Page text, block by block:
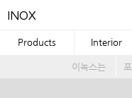
INOX
Products Interior
이녹스는